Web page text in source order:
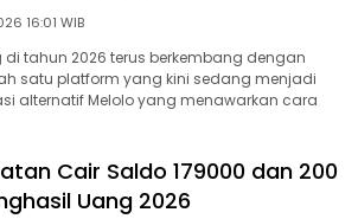
Minggu, 10 Mei 2026 16:01 WIB
tahun 2026 terus berkembang dengan
satu platform yang kini sedang menjadi
alternatif Melolo yang menawarkan cara
Cair Saldo 179000 dan 200
Uang 2026